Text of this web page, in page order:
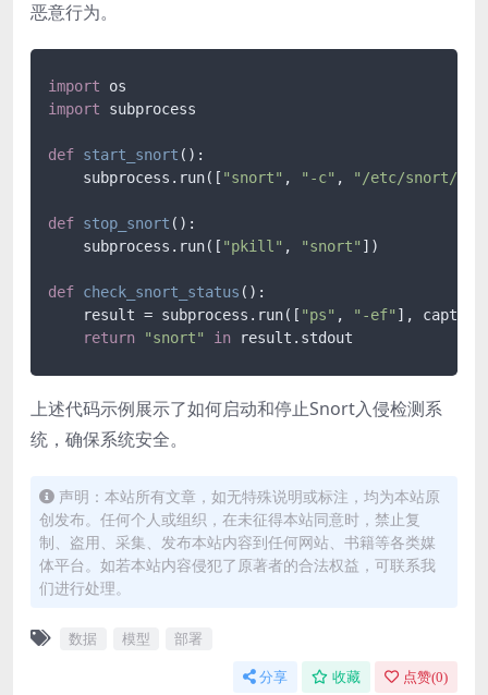
恶意行为。
import
import subprocess
def start_snort ():
    subprocess.run([
"snort" , "-c" , "/etc/snort/
def stop_snort ():
    subprocess.run([
"pkill" , "snort" ])
def check_snort_status ():
    result = subprocess.run([
"ps" , "-ef" ],
return
"snort" in result.stdout
上述代码示例展示了如何启动和停止Snort入侵检测系
统，确保系统安全。
声明：本站所有文章，如无特殊说明或标注，均为本站原
创发布。任何个人或组织，在未征得本站同意时，禁止复
制、盗用、采集、发布本站内容到任何网站、书籍等各类媒
体平台。如若本站内容侵犯了原著者的合法权益，可联系我
们进行处理。
数据 模型 部署
分享 收藏 点赞(0)